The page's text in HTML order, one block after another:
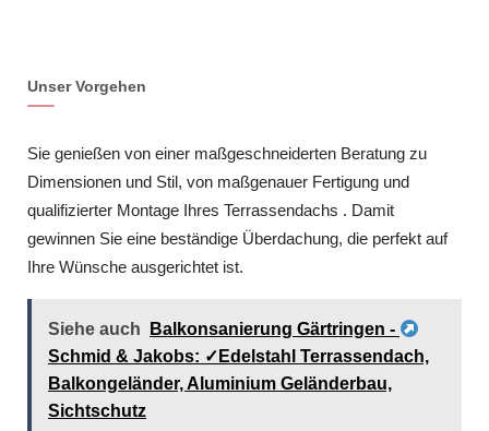
Unser Vorgehen
Sie genießen von einer maßgeschneiderten Beratung zu
Dimensionen und Stil, von maßgenauer Fertigung und
qualifizierter Montage Ihres Terrassendachs . Damit
gewinnen Sie eine beständige Überdachung, die perfekt auf
Ihre Wünsche ausgerichtet ist.
Siehe auch
Balkonsanierung Gärtringen -
Schmid & Jakobs: ✓Edelstahl Terrassendach,
Balkongeländer, Aluminium Geländerbau,
Sichtschutz